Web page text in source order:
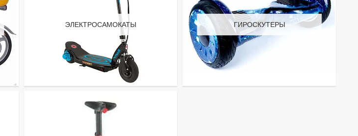
ЭЛЕКТРОСАМОКАТЫ ГИРОСКУТЕРЫ